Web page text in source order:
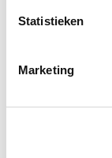
Statistieken
Marketing
Circulair